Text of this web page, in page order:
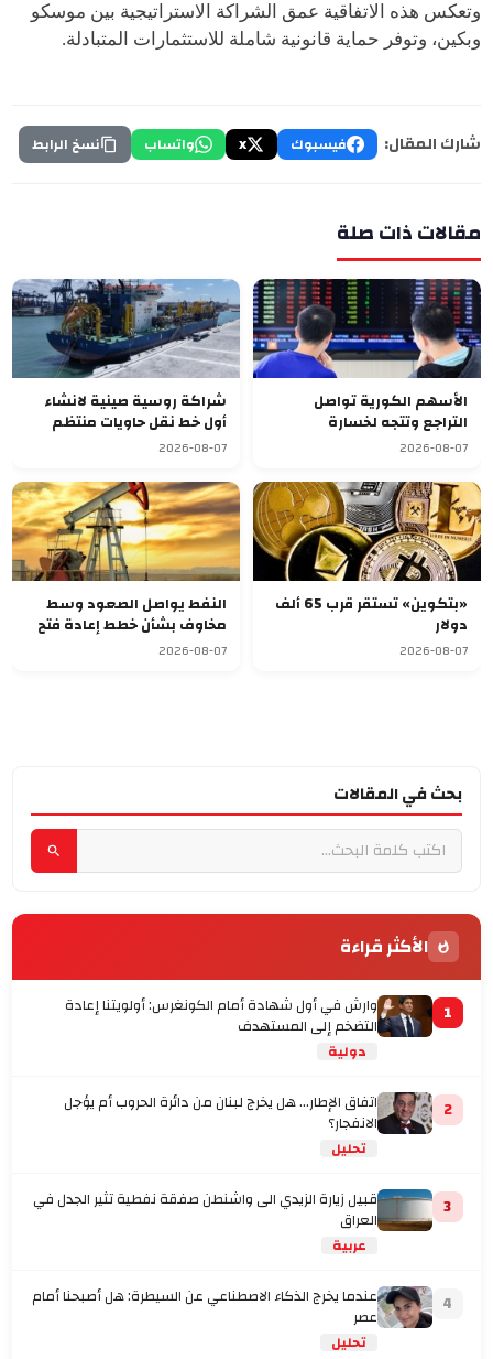
وتعكس هذه الاتفاقية عمق الشراكة الاستراتيجية بين موسكو
وبكين، وتوفر حماية قانونية شاملة للاستثمارات المتبادلة.
شارك المقال: فيسبوك X واتساب نسخ الرابط
مقالات ذات صلة
الأسهم الكورية تواصل
التراجع وتتجه لخسارة
أسبوعية سابعة
2026-08-07
شراكة روسية صينية لانشاء
أول خط نقل حاويات منتظم
يربط آسيا بأوروبا
2026-08-07
«بتكوين» تستقر قرب 65 ألف
دولار
2026-08-07
النفط يواصل الصعود وسط
مخاوف بشأن خطط إعادة فتح
مضيق هرمز
2026-08-07
بحث في المقالات
الأكثر قراءة
1 وارش في أول شهادة أمام الكونغرس: أولويتنا إعادة
التضخم إلى المستهدف
دولية
2 اتفاق الإطار... هل يخرج لبنان من دائرة الحروب أم يؤجل
الانفجار؟
تحليل
3 قبيل زيارة الزيدي الى واشنطن صفقة نفطية تثير الجدل في
العراق
عربية
4 عندما يخرج الذكاء الاصطناعي عن السيطرة: هل أصبحنا أمام
عصر
تحليل